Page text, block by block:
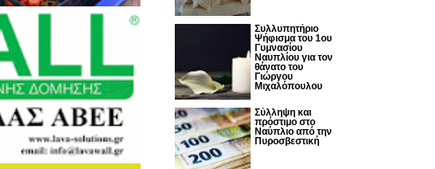
Συλλυπητήριο
Ψήφισμα του 1ου
Γυμνασίου
Ναυπλίου για τον
θάνατο του
Γιώργου
Μιχαλόπουλου
Σύλληψη και
πρόστιμο στο
Ναύπλιο από την
Πυροσβεστική